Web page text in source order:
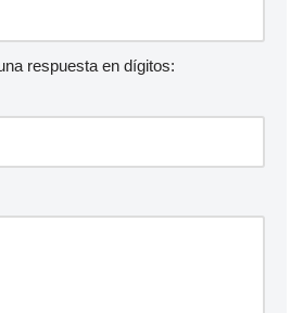
respuesta en dígitos: